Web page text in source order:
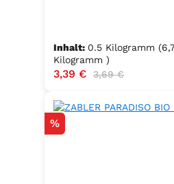
Inhalt: 0.5 Kilogramm
Kilogramm )
Verkaufspreis:
3,39 € Regulärer Preis:
3,69 €
Rabatt
%